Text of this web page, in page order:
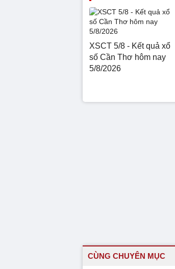
XSCT 5/8 - Kết quả xổ
số Cần Thơ hôm nay
5/8/2026
CÙNG CHUYÊN MỤC